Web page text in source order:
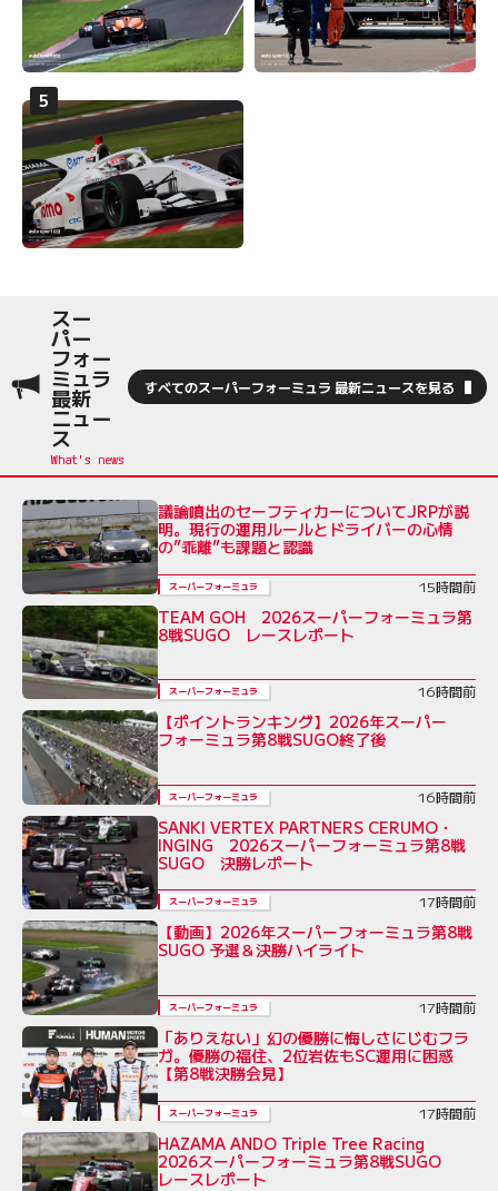
スー
パー
フォー
ミュラ
最新
ニュー
ス
すべてのスーパーフォーミュラ 最新ニュースを見る
議論噴出のセーフティカーについてJRPが説
明。現行の運用ルールとドライバーの心情
の”乖離”も課題と認識
スーパーフォーミュラ 15時間前
TEAM GOH 2026スーパーフォーミュラ第
8戦SUGO レースレポート
スーパーフォーミュラ 16時間前
【ポイントランキング】2026年スーパー
フォーミュラ第8戦SUGO終了後
スーパーフォーミュラ 16時間前
SANKI VERTEX PARTNERS CERUMO・
INGING 2026スーパーフォーミュラ第8戦
SUGO 決勝レポート
スーパーフォーミュラ 17時間前
【動画】2026年スーパーフォーミュラ第8戦
SUGO 予選＆決勝ハイライト
スーパーフォーミュラ 17時間前
「ありえない」幻の優勝に悔しさにじむフラ
ガ。優勝の福住、2位岩佐もSC運用に困惑
【第8戦決勝会見】
スーパーフォーミュラ 17時間前
HAZAMA ANDO Triple Tree Racing
2026スーパーフォーミュラ第8戦SUGO
レースレポート